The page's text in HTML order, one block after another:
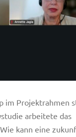
im Projektrahmen
arbeitete das
kann eine